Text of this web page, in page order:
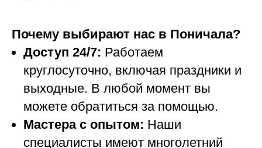
Почему выбирают нас в Поничала?
Доступ 24/7: Работаем
круглосуточно, включая праздники и
выходные. В любой момент вы
можете обратиться за помощью.
Мастера с опытом: Наши
специалисты имеют многолетний